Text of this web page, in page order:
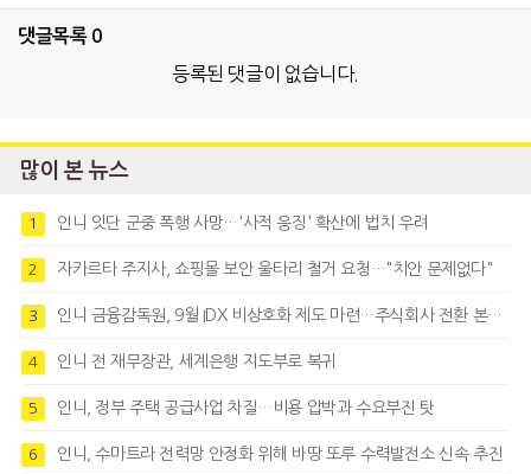
댓글목록 0
등록된 댓글이 없습니다.
많이 본 뉴스
1 인니 잇단 군중 폭행 사망…'사적 응징' 확산에 법치 우려
2 자카르타 주지사, 쇼핑몰 보안 울타리 철거 요청…"치안 문제없다"
3 인니 금융감독원, 9월 IDX 비상호화 제도 마련…주식회사 전환 본격화
4 인니 전 재무장관, 세계은행 지도부로 복귀
5 인니, 정부 주택 공급사업 차질…비용 압박과 수요부진 탓
6 인니, 수마트라 전력망 안정화 위해 바땅 또루 수력발전소 신속 추진